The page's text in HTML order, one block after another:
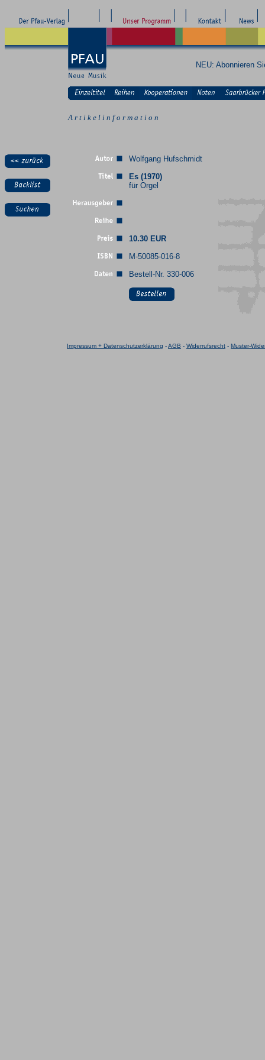
NEU: Abonnieren
A r t i k e l i n f o r m a t i o n
Wolfgang Hufschmidt
Es (1970)
für Orgel
10.30 EUR
M-50085-016-8
Bestell-Nr. 330-006
Impressum + Datenschutzerklärung -AGB - Widerrufsrecht - Muster-